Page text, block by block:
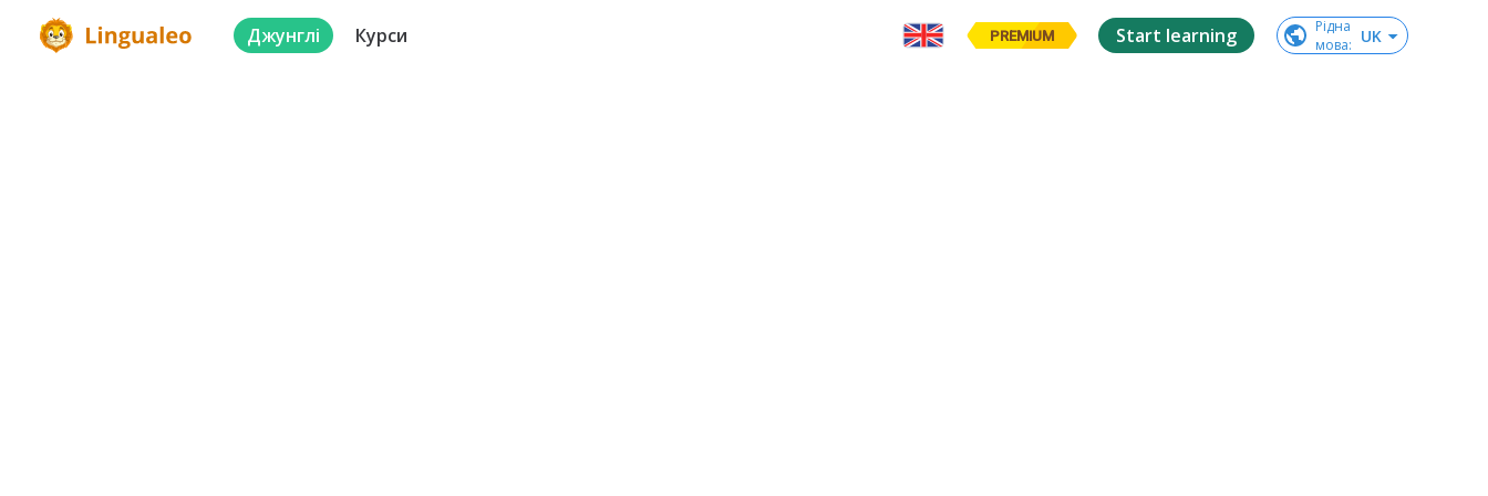
Джунглі Курси PREMIUM Start learning
Рідна
мова: UK